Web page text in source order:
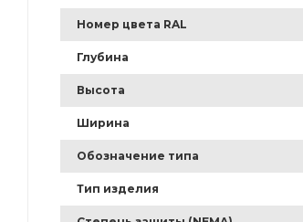
Номер цвета RAL
Глубина
Высота
Ширина
Обозначение типа
Тип изделия